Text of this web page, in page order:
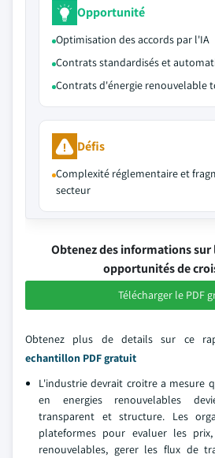
Opportunité
Optimisation des accords par l'IA
Contrats standardisés et
Contrats d'énergie renouvelable
Défis
Complexité réglementaire et
secteur
Obtenez des informations sur
opportunités de
Télécharger le PDF
Obtenez plus de details sur ce
echantillon PDF gratuit
L'industrie devrait croitre a mesure
en energies renouvelables
transparent et structure. Les
plateformes pour evaluer les
renouvelables, gerer les flux de